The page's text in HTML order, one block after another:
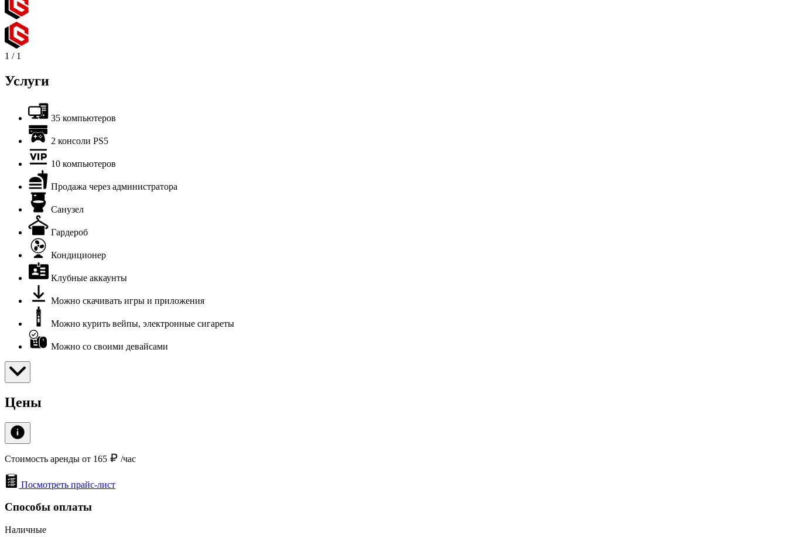
1 / 1
Услуги
35 компьютеров
2 консоли PS5
10 компьютеров
Продажа через администратора
Санузел
Гардероб
Кондиционер
Клубные аккаунты
Можно скачивать игры и приложения
Можно курить вейпы, электронные сигареты
Можно со своими девайсами
Цены
Стоимость аренды от 165 /час
Посмотреть прайс-лист
Способы оплаты
Наличные